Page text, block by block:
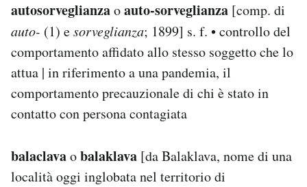
autosorveglianzaoauto-sorveglianza [comp. di
auto- (1) esorveglianza; 1899] s. f. • controllo del
comportamento affidato allo stesso soggetto che lo
attua | in riferimento a una pandemia, il
comportamento precauzionale di chi è stato in
contatto con persona contagiata
balaclavaobalaklava [da Balaklava, nome di una
località oggi inglobata nel territorio di